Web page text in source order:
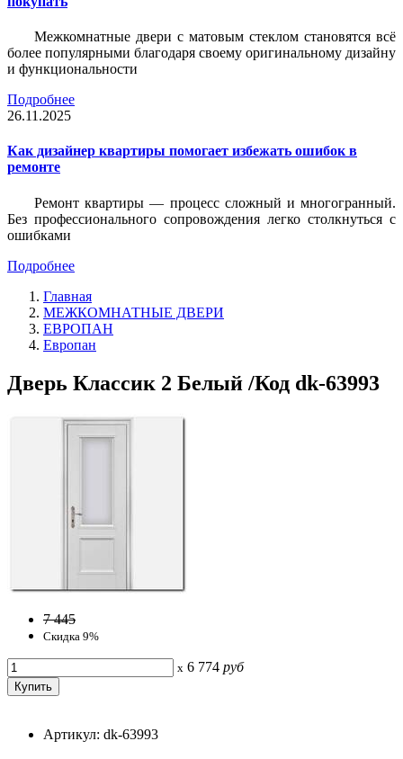
Межкомнатные двери с матовым стеклом становятся всё
более популярными благодаря своему оригинальному дизайну
и функциональности
Подробнее
26.11.2025
Как дизайнер квартиры помогает избежать ошибок в
ремонте
Ремонт квартиры — процесс сложный и многогранный.
Без профессионального сопровождения легко столкнуться с
ошибками
Подробнее
Главная
МЕЖКОМНАТНЫЕ ДВЕРИ
ЕВРОПАН
Европан
Дверь Классик 2 Белый /Код dk-63993
7 445
Скидка 9%
x 6 774 руб
Артикул: dk-63993